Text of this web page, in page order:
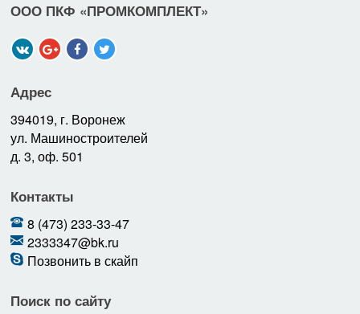
ООО ПКФ «ПРОМКОМПЛЕКТ»
Адрес
394019, г. Воронеж
ул. Машиностроителей
д. 3, оф. 501
Контакты
8 (473) 233-33-47
2333347@bk.ru
Позвонить в скайп
Поиск по сайту